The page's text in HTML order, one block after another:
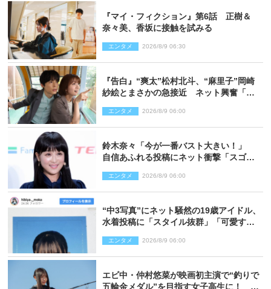
『マイ・フィクション』第6話 正樹＆
奈々美、香坂に接触を試みる
エンタメ 2026/8/9 06:30
『告白』“爽太”松村北斗、“麻里子”岡崎
紗絵とまさかの急接近 ネット興奮「そ
り）
エンタメ 2026/8/9 06:00
鈴木奈々「今が一番バスト大きい！」
自信あふれる投稿にネット衝撃「スゴ
エンタメ 2026/8/9 06:00
“中3写真”にネット騒然の19歳アイドル、
水着投稿に「スタイル抜群」「可愛すぎ
エンタメ 2026/8/9 06:00
エビ中・仲村悠菜が映画初主演で“釣りで
五輪金メダル”を目指す女子高生に！ 映